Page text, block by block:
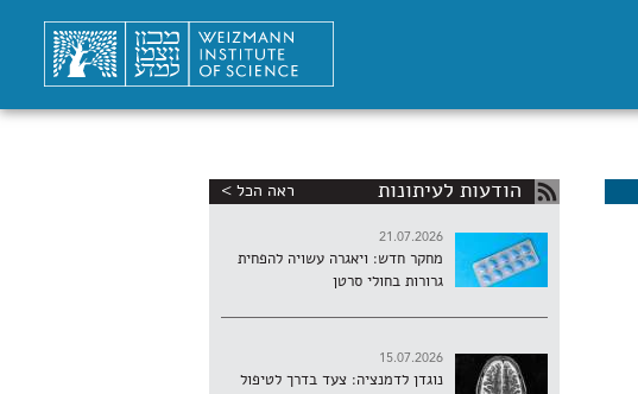
הודעות לעיתונות ראה הכל >
21.07.2026
מחקר חדש: ויאגרה עשויה להפחית
גרורות בחולי סרטן
15.07.2026
נוגדן לדמנציה: צעד בדרך לטיפול